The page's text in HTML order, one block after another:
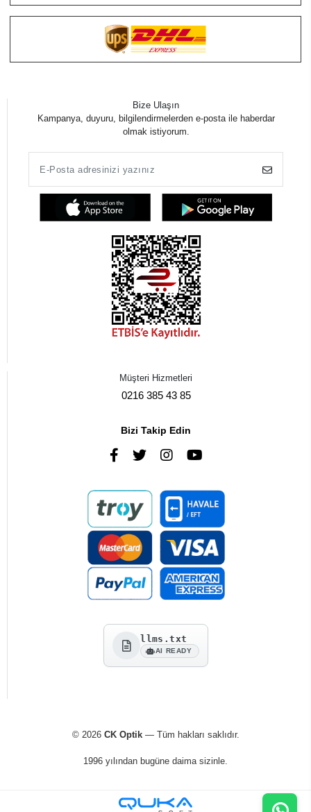
Bize Ulaşın
Kampanya, duyuru, bilgilendirmelerden e-posta ile haberdar
olmak istiyorum.
Müşteri Hizmetleri
0216 385 43 85
Bizi Takip Edin
llms.txt
AI READY
© 2026 CK Optik— Tüm hakları saklıdır.
1996 yılından bugüne daima sizinle.